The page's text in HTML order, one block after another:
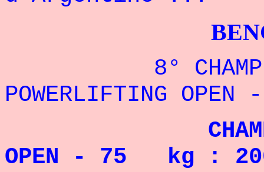
8°
POWERLIFTING
CHAMPIONNE
OPEN - 75 kg :